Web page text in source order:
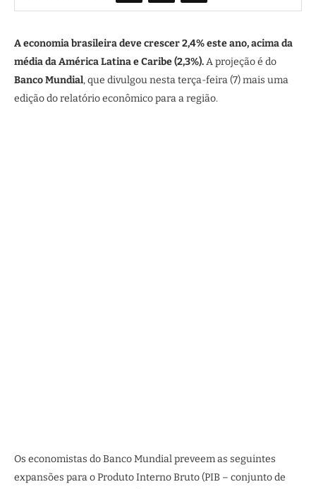
A economia brasileira deve crescer 2,4% este ano, acima da
média da América Latina e Caribe (2,3%).A projeção é do
Banco Mundial, que divulgou nesta terça-feira (7) mais uma
edição do relatório econômico para a região.
Os economistas do Banco Mundial preveem as seguintes
expansões para o Produto Interno Bruto (PIB – conjunto de